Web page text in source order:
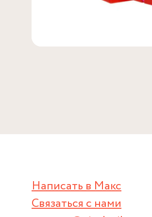
Написать в Макс
Связаться с нами